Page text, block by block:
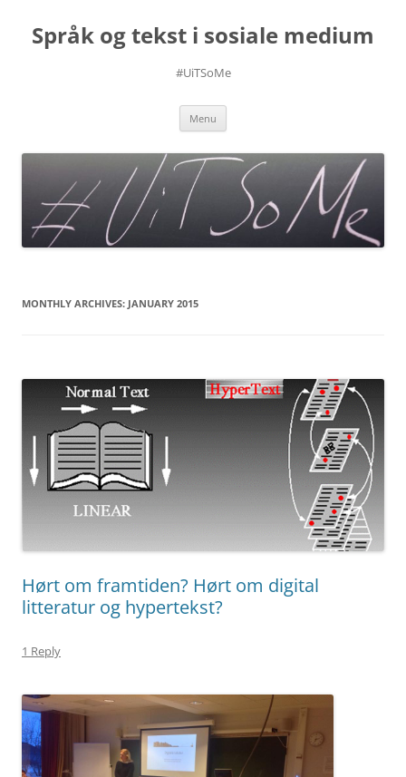
content
Språk og tekst i sosiale medium
#UiTSoMe
Menu
MONTHLY ARCHIVES: JANUARY 2015
Hørt om framtiden? Hørt om digital
litteratur og hypertekst?
1 Reply